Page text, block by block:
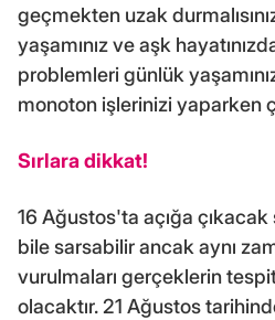
geçmekten uzak
yaşamınız ve aşk
problemleri günlük
monoton işlerinizi yaparken
Sırlara dikkat!
16 Ağustos'ta açığa
bile sarsabilir ancak aynı
vurulmaları gerçeklerin
olacaktır. 21 Ağustos